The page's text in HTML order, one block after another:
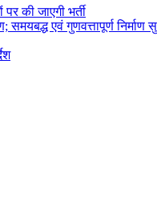
की जाएगी भर्ती
एवं गुणवत्तापूर्ण